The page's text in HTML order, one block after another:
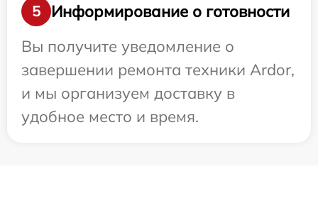
5
Информирование о готовности
Вы получите уведомление о
завершении ремонта техники Ardor,
и мы организуем доставку в
удобное место и время.